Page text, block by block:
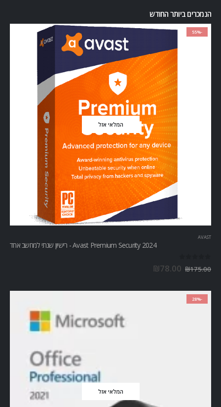
הנמכרים ביותר החודש
-55%
המלאי אזל
AVAST
Avast Premium Security 2024 - רישיון שנתי למחשב אחד
₪175.00
₪78.00
-28%
המלאי אזל